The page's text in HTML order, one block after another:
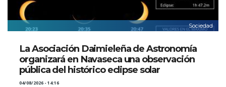
Sociedad
La Asociación Daimieleña de Astronomía
organizará en Navaseca una observación
pública del histórico eclipse solar
04/08/2026 - 14:16